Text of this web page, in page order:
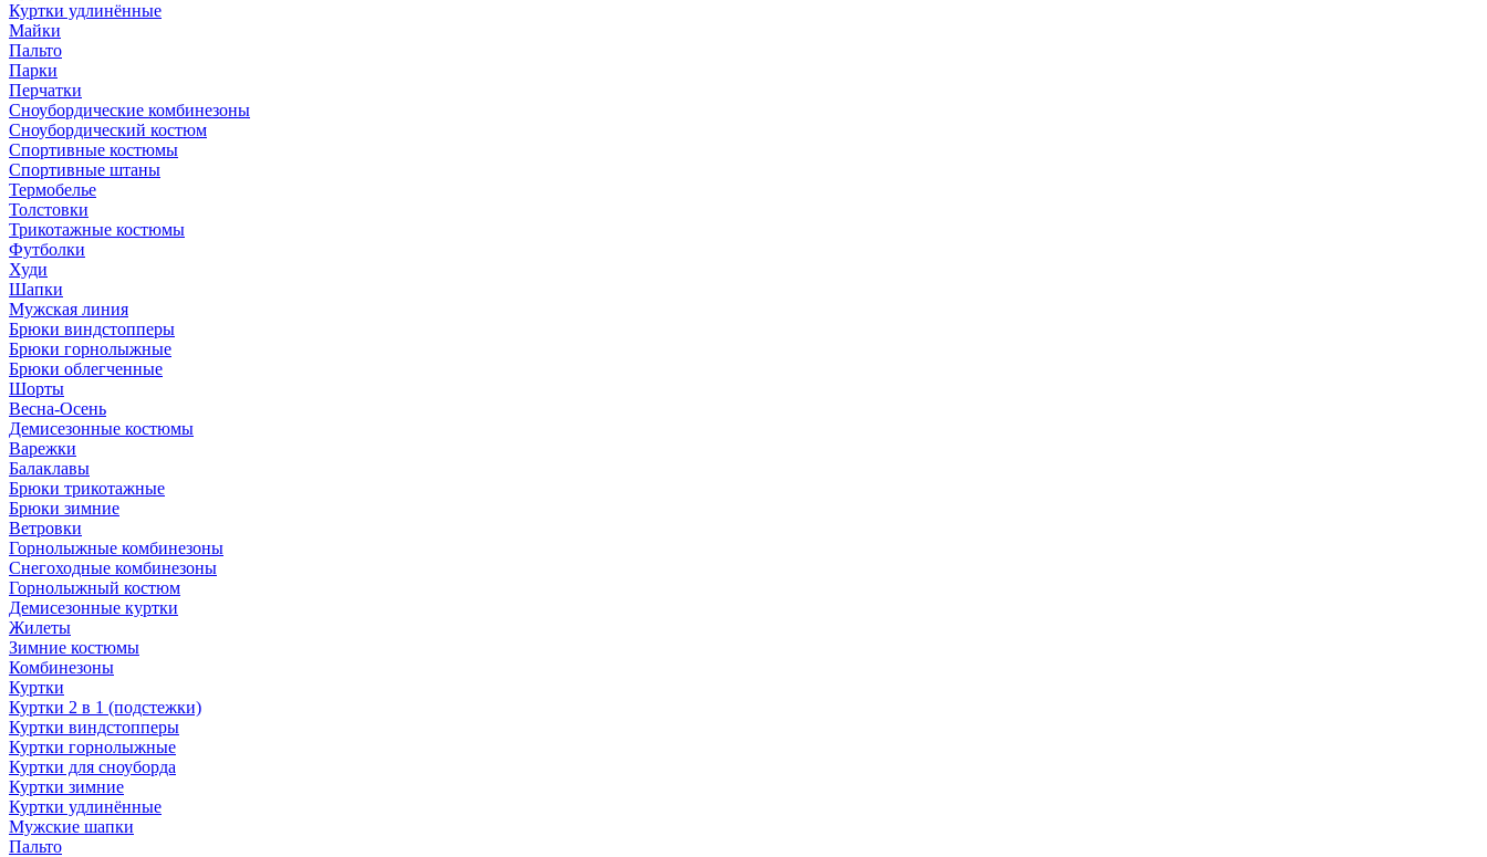
Куртки удлинённые
Майки
Пальто
Парки
Перчатки
Сноубордические комбинезоны
Сноубордический костюм
Спортивные костюмы
Спортивные штаны
Термобелье
Толстовки
Трикотажные костюмы
Футболки
Худи
Шапки
Мужская линия
Брюки виндстопперы
Брюки горнолыжные
Брюки облегченные
Шорты
Весна-Осень
Демисезонные костюмы
Варежки
Балаклавы
Брюки трикотажные
Брюки зимние
Ветровки
Горнолыжные комбинезоны
Снегоходные комбинезоны
Горнолыжный костюм
Демисезонные куртки
Жилеты
Зимние костюмы
Комбинезоны
Куртки
Куртки 2 в 1 (подстежки)
Куртки виндстопперы
Куртки горнолыжные
Куртки для сноуборда
Куртки зимние
Куртки удлинённые
Мужские шапки
Пальто